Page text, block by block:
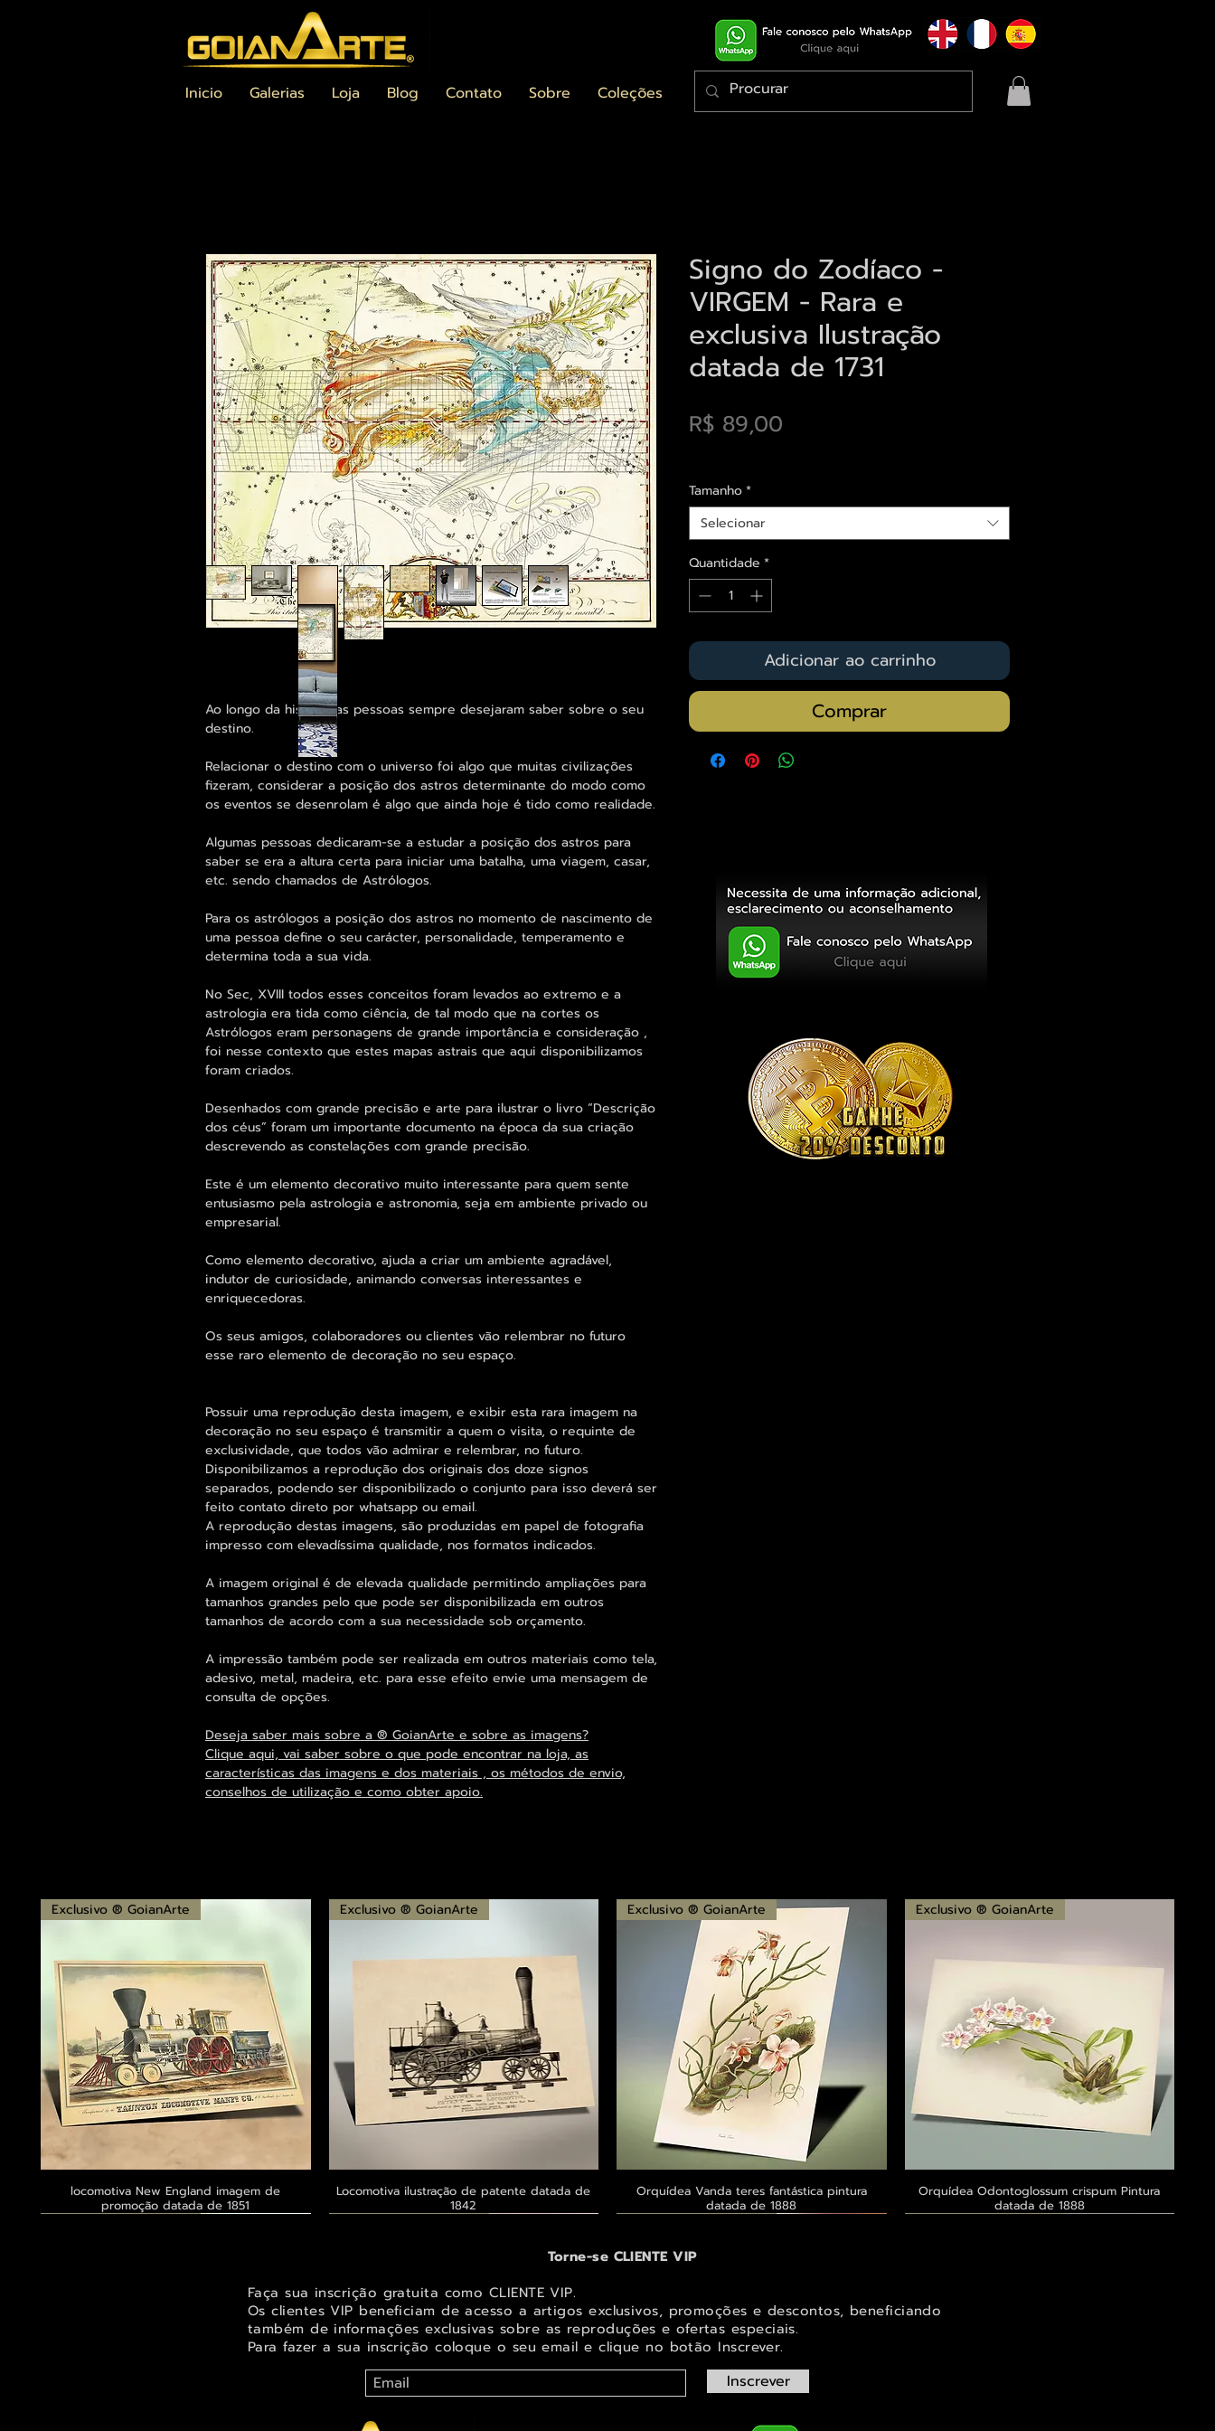
Inicio Galerias Loja Blog Contato Sobre Coleções
Ao longo da história as pessoas sempre desejaram saber sobre o seu
destino.
Relacionar o destino com o universo foi algo que muitas civilizações
fizeram, considerar a posição dos astros determinante do modo como
os eventos se desenrolam é algo que ainda hoje é tido como realidade.
Algumas pessoas dedicaram-se a estudar a posição dos astros para
saber se era a altura certa para iniciar uma batalha, uma viagem, casar,
etc. sendo chamados de Astrólogos.
Para os astrólogos a posição dos astros no momento de nascimento de
uma pessoa define o seu carácter, personalidade, temperamento e
determina toda a sua vida.
No Sec, XVIII todos esses conceitos foram levados ao extremo e a
astrologia era tida como ciência, de tal modo que na cortes os
Astrólogos eram personagens de grande importância e consideração ,
foi nesse contexto que estes mapas astrais que aqui disponibilizamos
foram criados.
Desenhados com grande precisão e arte para ilustrar o livro “Descrição
dos céus” foram um importante documento na época da sua criação
descrevendo as constelações com grande precisão.
Este é um elemento decorativo muito interessante para quem sente
entusiasmo pela astrologia e astronomia, seja em ambiente privado ou
empresarial.
Como elemento decorativo, ajuda a criar um ambiente agradável,
indutor de curiosidade, animando conversas interessantes e
enriquecedoras.
Os seus amigos, colaboradores ou clientes vão relembrar no futuro
esse raro elemento de decoração no seu espaço.
Possuir uma reprodução desta imagem, e exibir esta rara imagem na
decoração no seu espaço é transmitir a quem o visita, o requinte de
exclusividade, que todos vão admirar e relembrar, no futuro.
Disponibilizamos a reprodução dos originais dos doze signos
separados, podendo ser disponibilizado o conjunto para isso deverá ser
feito contato direto por whatsapp ou email.
A reprodução destas imagens, são produzidas em papel de fotografia
impresso com elevadíssima qualidade, nos formatos indicados.
A imagem original é de elevada qualidade permitindo ampliações para
tamanhos grandes pelo que pode ser disponibilizada em outros
tamanhos de acordo com a sua necessidade sob orçamento.
A impressão também pode ser realizada em outros materiais como tela,
adesivo, metal, madeira, etc. para esse efeito envie uma mensagem de
consulta de opções.
Deseja saber mais sobre a ® GoianArte e sobre as imagens?
Clique aqui, vai saber sobre o que pode encontrar na loja, as
características das imagens e dos materiais , os métodos de envio,
conselhos de utilização e como obter apoio.
Signo do Zodíaco -
VIRGEM - Rara e
exclusiva Ilustração
datada de 1731
R$ 89,00
Tamanho*
Selecionar
Quantidade *
Adicionar ao carrinho
Comprar
Visualização rápida
Exclusivo ® GoianArte
locomotiva New England imagem de
promoção datada de 1851
Visualização rápida
Exclusivo ® GoianArte
Locomotiva ilustração de patente datada de
1842
Visualização rápida
Exclusivo ® GoianArte
Orquídea Vanda teres fantástica pintura
datada de 1888
Visualização rápida
Exclusivo ® GoianArte
Orquídea Odontoglossum crispum Pintura
datada de 1888
Torne-se CLIENTE VIP
Faça sua inscrição gratuita como CLIENTE VIP.
Os clientes VIP beneficiam de acesso a artigos exclusivos, promoções e descontos, beneficiando
também de informações exclusivas sobre as reproduções e ofertas especiais.
Para fazer a sua inscrição coloque o seu email e clique no botão Inscrever.
Inscrever